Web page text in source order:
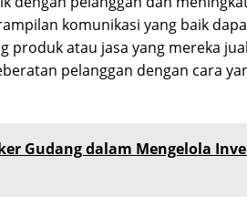
komunikasi yang baik
atau jasa yang mereka
pelanggan dengan cara
Gudang dalam Mengelola